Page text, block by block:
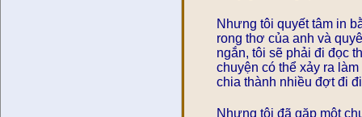
Nhưng tôi quyết tâm in
rong thơ của anh và
ngắn, tôi sẽ phải đi đọc
chuyện có thể xảy ra
chia thành nhiều đợt đi
Nhưng tôi đã gặp một